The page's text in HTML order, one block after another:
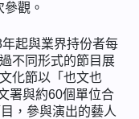
觀。
起與業界持份者每
不同形式的節目展
化節以「也文也
署與約60個單位合
，參與演出的藝人